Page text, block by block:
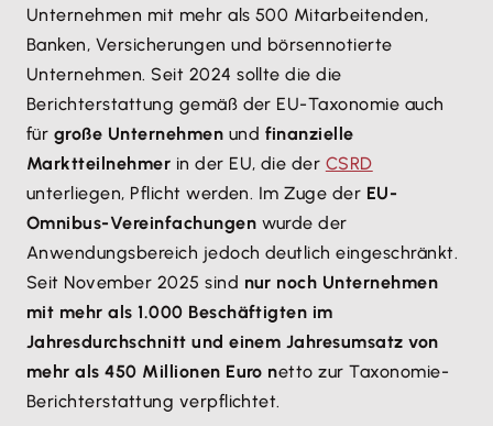
Unternehmen mit mehr als 500 Mitarbeitenden,
Banken, Versicherungen und börsennotierte
Unternehmen. Seit 2024 sollte die die
Berichterstattung gemäß der EU-Taxonomie auch
für große Unternehmen und finanzielle
Marktteilnehmer in der EU, die der CSRD
unterliegen, Pflicht werden. Im Zuge der EU-
Omnibus-Vereinfachungen wurde der
Anwendungsbereich jedoch deutlich eingeschränkt.
Seit November 2025 sind nur noch Unternehmen
mit mehr als 1.000 Beschäftigten im
Jahresdurchschnitt und einem Jahresumsatz von
mehr als 450 Millionen Euro netto zur Taxonomie-
Berichterstattung verpflichtet.